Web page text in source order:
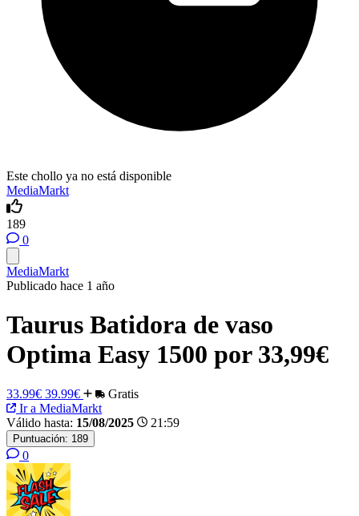
Este chollo ya no está disponible
MediaMarkt
189
0
MediaMarkt
Publicado hace 1 año
Taurus Batidora de vaso
Optima Easy 1500 por 33,99€
33.99€ 39.99€
Gratis
Ir a MediaMarkt
Válido hasta: 15/08/2025 21:59
Puntuación: 189
0